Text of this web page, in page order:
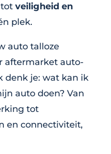
veiligheid en
plek.
auto talloze
aftermarket auto-
denk je: wat kan ik
auto doen? Van
tot
en connectiviteit,